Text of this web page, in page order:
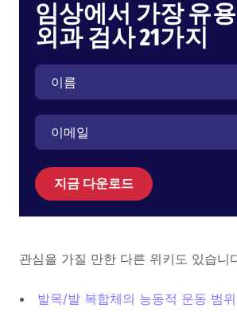
임상에서 가장 유
외과 검사 21가지
지금 다운로드
관심을 가질 만한 다른 위키도 있습니
발목/발 복합체의 능동적 운동 범